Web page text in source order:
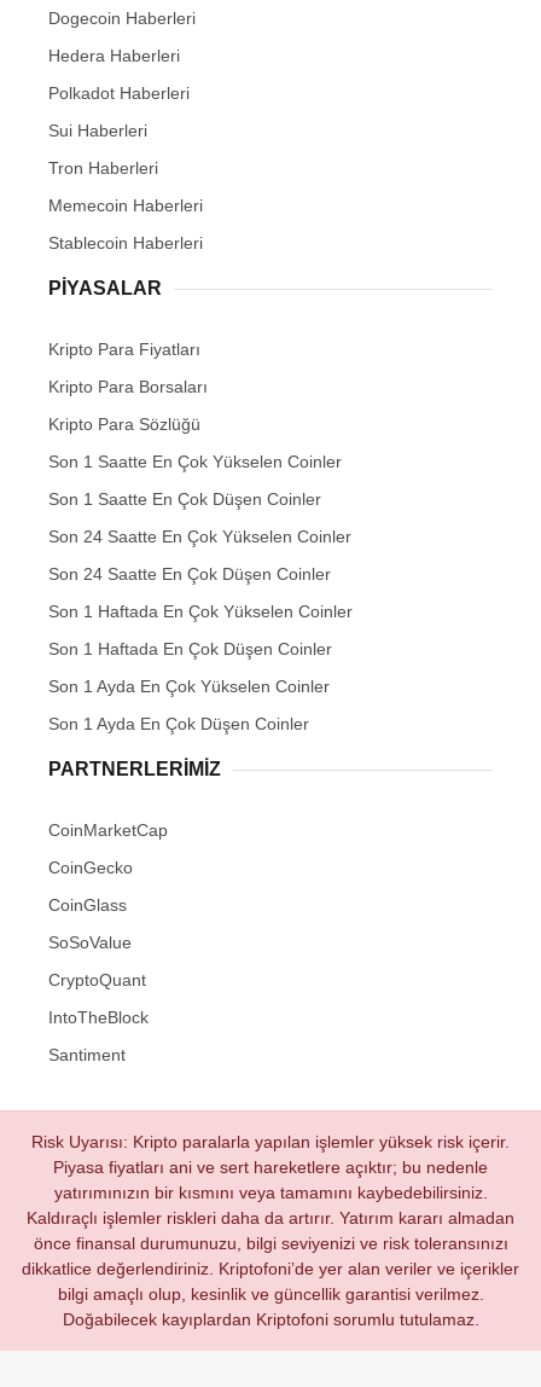
Dogecoin Haberleri
Hedera Haberleri
Polkadot Haberleri
Sui Haberleri
Tron Haberleri
Memecoin Haberleri
Stablecoin Haberleri
PIYASALAR
Kripto Para Fiyatları
Kripto Para Borsaları
Kripto Para Sözlüğü
Son 1 Saatte En Çok Yükselen Coinler
Son 1 Saatte En Çok Düşen Coinler
Son 24 Saatte En Çok Yükselen Coinler
Son 24 Saatte En Çok Düşen Coinler
Son 1 Haftada En Çok Yükselen Coinler
Son 1 Haftada En Çok Düşen Coinler
Son 1 Ayda En Çok Yükselen Coinler
Son 1 Ayda En Çok Düşen Coinler
PARTNERLERIMIZ
CoinMarketCap
CoinGecko
CoinGlass
SoSoValue
CryptoQuant
IntoTheBlock
Santiment
Risk Uyarısı: Kripto paralarla yapılan işlemler yüksek risk içerir.
Piyasa fiyatları ani ve sert hareketlere açıktır; bu nedenle
yatırımınızın bir kısmını veya tamamını kaybedebilirsiniz.
Kaldıraçlı işlemler riskleri daha da artırır. Yatırım kararı almadan
önce finansal durumunuzu, bilgi seviyenizi ve risk toleransınızı
dikkatlice değerlendiriniz. Kriptofoni’de yer alan veriler ve içerikler
bilgi amaçlı olup, kesinlik ve güncellik garantisi verilmez.
Doğabilecek kayıplardan Kriptofoni sorumlu tutulamaz.